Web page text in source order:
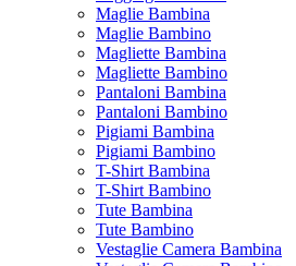
Maglie Bambina
Maglie Bambino
Magliette Bambina
Magliette Bambino
Pantaloni Bambina
Pantaloni Bambino
Pigiami Bambina
Pigiami Bambino
T-Shirt Bambina
T-Shirt Bambino
Tute Bambina
Tute Bambino
Vestaglie Camera Bambina